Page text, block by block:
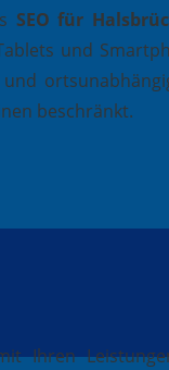
SEO für
und
beschränkt.
Ihren